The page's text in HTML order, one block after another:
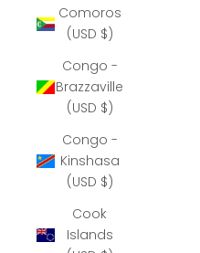
Comoros
(USD $)
Congo -
Brazzaville
(USD $)
Congo -
Kinshasa
(USD $)
Cook
Islands